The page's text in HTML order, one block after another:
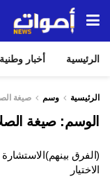
الرئيسية أخبار وطنية
الرئيسية وسم صيغة
الوسم:صيغة
(الفرق
الاختيار